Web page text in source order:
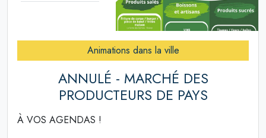
Animations dans la ville
ANNULÉ - MARCHÉ DES
PRODUCTEURS DE PAYS
À VOS AGENDAS !